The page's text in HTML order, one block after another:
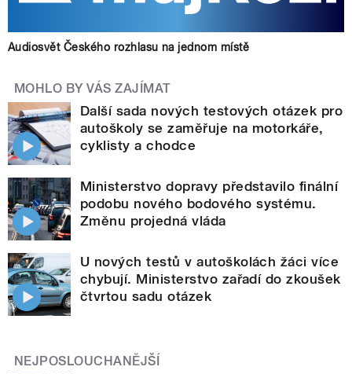
Audiosvět Českého rozhlasu na jednom místě
MOHLO BY VÁS ZAJÍMAT
Další sada nových testových otázek pro
autoškoly se zaměřuje na motorkáře,
cyklisty a chodce
Ministerstvo dopravy představilo finální
podobu nového bodového systému.
Změnu projedná vláda
U nových testů v autoškolách žáci více
chybují. Ministerstvo zařadí do zkoušek
čtvrtou sadu otázek
NEJPOSLOUCHANĚJŠÍ